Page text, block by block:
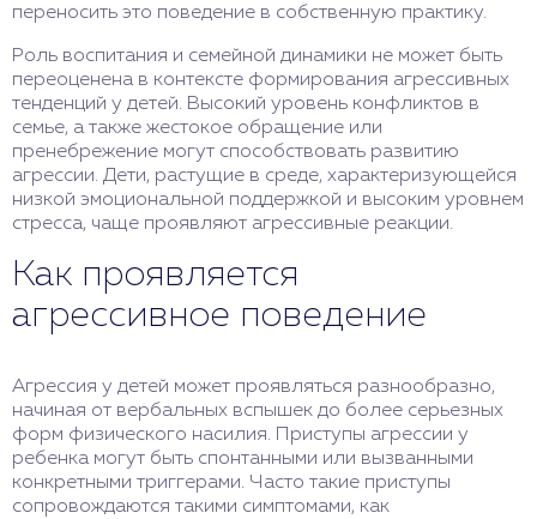
переносить это поведение в собственную практику.
Роль воспитания и семейной динамики не может быть
переоценена в контексте формирования агрессивных
тенденций у детей. Высокий уровень конфликтов в
семье, а также жестокое обращение или
пренебрежение могут способствовать развитию
агрессии. Дети, растущие в среде, характеризующейся
низкой эмоциональной поддержкой и высоким уровнем
стресса, чаще проявляют агрессивные реакции.
Как проявляется
агрессивное поведение
Агрессия у детей может проявляться разнообразно,
начиная от вербальных вспышек до более серьезных
форм физического насилия. Приступы агрессии у
ребенка могут быть спонтанными или вызванными
конкретными триггерами. Часто такие приступы
сопровождаются такими симптомами, как